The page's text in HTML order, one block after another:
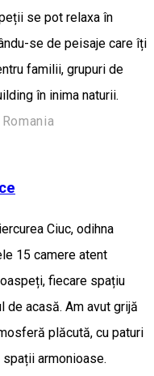
se pot relaxa în
se de peisaje care îți
familii, grupuri de
în inima naturii.
Ciuc, odihna
15 camere atent
fiecare spațiu
acasă. Am avut grijă
plăcută, cu paturi
armonioase.